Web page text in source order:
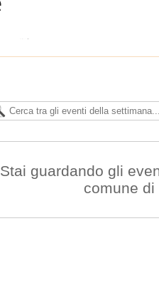
Stai guardando gli
comune